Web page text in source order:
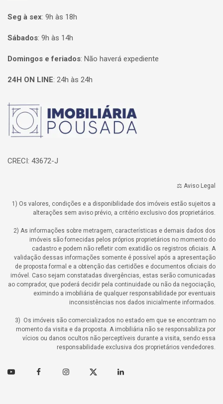
Seg à sex: 9h às 18h
Sábados: 9h às 14h
Domingos e feriados: Não haverá expediente
24H ON LINE: 24h às 24h
Página inicial
CRECI: 43672-J
⚖️ Aviso Legal
1) Os valores, condições e a disponibilidade dos imóveis estão sujeitos a
alterações sem aviso prévio, a critério exclusivo dos proprietários.
2) As informações sobre metragem, características e demais dados dos
imóveis são fornecidas pelos próprios proprietários no momento do
cadastro e podem não refletir com exatidão os registros oficiais. A
validação dessas informações somente é possível após a apresentação
de proposta formal e a obtenção das certidões e documentos oficiais do
imóvel. Caso sejam constatadas divergências, estas serão comunicadas
ao comprador, que poderá decidir pela continuidade ou não da negociação,
eximindo a imobiliária de qualquer responsabilidade por eventuais
inconsistências nos dados inicialmente informados.
3) Os imóveis são comercializados no estado em que se encontram no
momento da visita e da proposta. A imobiliária não se responsabiliza por
vícios ou danos ocultos não perceptíveis durante a visita, sendo essa
responsabilidade exclusiva dos proprietários vendedores.
Youtube FacebookInstagramTwitter Linkedin